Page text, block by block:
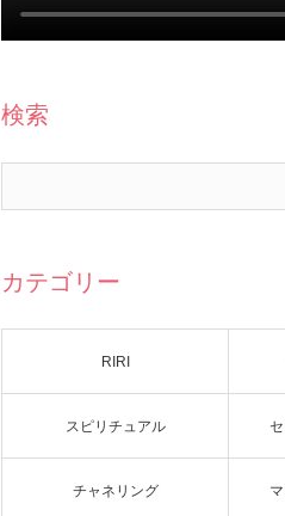
検索
カテゴリー
RIRI
スピリチュアル
チャネリング